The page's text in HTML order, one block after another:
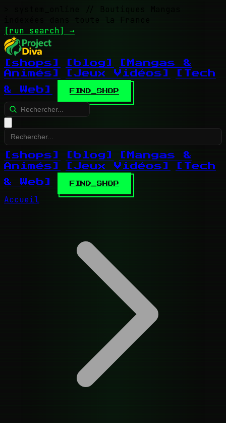
// Boutiques Mangas
indexées dans toute la France
[run search] →
[shops] [blog]
[Mangas &
Animés]
[Jeux Vidéos]
[Tech
& Web]
FIND_SHOP
[shops] [blog]
[Mangas &
Animés]
[Jeux Vidéos]
[Tech
& Web]
FIND_SHOP
Accueil